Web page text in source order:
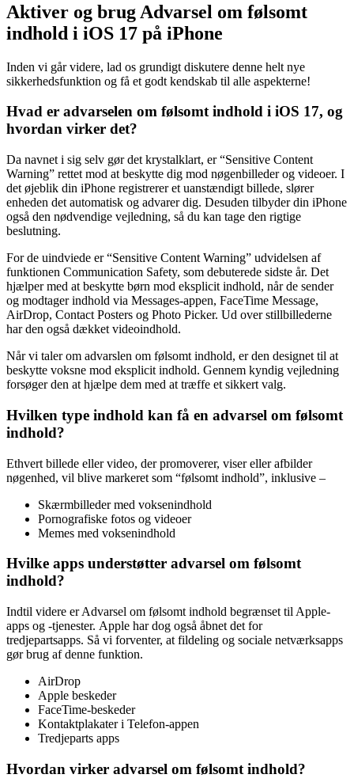
Aktiver og brug Advarsel om følsomt
indhold i iOS 17 på iPhone
Inden vi går videre, lad os grundigt diskutere denne helt nye
sikkerhedsfunktion og få et godt kendskab til alle aspekterne!
Hvad er advarselen om følsomt indhold i iOS 17, og
hvordan virker det?
Da navnet i sig selv gør det krystalklart, er “Sensitive Content
Warning” rettet mod at beskytte dig mod nøgenbilleder og videoer. I
det øjeblik din iPhone registrerer et uanstændigt billede, slører
enheden det automatisk og advarer dig. Desuden tilbyder din iPhone
også den nødvendige vejledning, så du kan tage den rigtige
beslutning.
For de uindviede er “Sensitive Content Warning” udvidelsen af ​​
funktionen Communication Safety, som debuterede sidste år. Det
hjælper med at beskytte børn mod eksplicit indhold, når de sender
og modtager indhold via Messages-appen, FaceTime Message,
AirDrop, Contact Posters og Photo Picker. Ud over stillbillederne
har den også dækket videoindhold.
Når vi taler om advarslen om følsomt indhold, er den designet til at
beskytte voksne mod eksplicit indhold. Gennem kyndig vejledning
forsøger den at hjælpe dem med at træffe et sikkert valg.
Hvilken type indhold kan få en advarsel om følsomt
indhold?
Ethvert billede eller video, der promoverer, viser eller afbilder
nøgenhed, vil blive markeret som “følsomt indhold”, inklusive –
Skærmbilleder med voksenindhold
Pornografiske fotos og videoer
Memes med voksenindhold
Hvilke apps understøtter advarsel om følsomt
indhold?
Indtil videre er Advarsel om følsomt indhold begrænset til Apple-
apps og -tjenester. Apple har dog også åbnet det for
tredjepartsapps. Så vi forventer, at fildeling og sociale netværksapps
gør brug af denne funktion.
AirDrop
Apple beskeder
FaceTime-beskeder
Kontaktplakater i Telefon-appen
Tredjeparts apps
Hvordan virker advarsel om følsomt indhold?